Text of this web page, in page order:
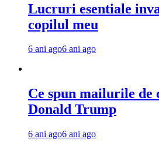
Lucruri esentiale
copilul meu
6 ani ago6 ani ago
Ce spun mailurile de
Donald Trump
6 ani ago6 ani ago